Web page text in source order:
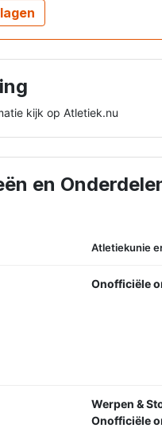
kijk op Atletiek.nu
en
Atletiekunie
Onofficiële
Werpen &
Onofficiële